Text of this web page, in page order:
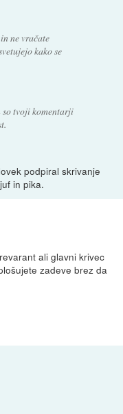
ne vračate
kako se
so tvoji komentarji
podpiral skrivanje
in pika.
ali glavni krivec
zadeve brez da